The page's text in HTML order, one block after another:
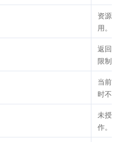
资源
用。
返回
限制
当前
时不
未授
作。